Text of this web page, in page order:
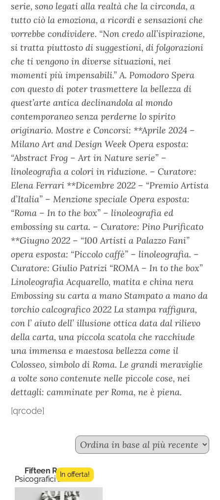
serie, sono legati alla realtà che la circonda, a
tutto ciò la emoziona, a ricordi e sensazioni che
vorrebbe condividere. “Non credo all’ispirazione,
si tratta piuttosto di suggestioni, di folgorazioni
che ti vengono in diverse situazioni, nei
momenti più impensabili.” A. Pomodoro Spera
con questo di poter trasmettere la bellezza di
quest’arte antica declinandola al mondo
contemporaneo senza perderne lo spirito
originario. Mostre e Concorsi: **Aprile 2024 –
Milano Art and Design Week Opera esposta:
“Abstract Frog – Art in Nature serie” –
linoleografia a colori in riduzione. – Curatore:
Elena Ferrari **Dicembre 2022 – “Premio Artista
d’Italia” – Menzione speciale Opera esposta:
“Roma – In to the box” – linoleografia ed
embossing su carta. – Curatore: Pino Purificato
**Giugno 2022 – “100 Artisti a Palazzo Fani”
opera esposta: “Piccolo caffè” – linoleografia. –
Curatore: Giulio Patrizi “ROMA – In to the box”
Linoleografia Acquarello, matita e china nera
Embossing su carta a mano Stampato a mano da
torchio calcografico 2022 La stampa raffigura,
con l’ aiuto dell’ illusione ottica data dal rilievo
della carta, una piccola scatola che racchiude
una immensa e maestosa bellezza come il
Colosseo, simbolo di Roma. Le grandi meraviglie
a volte sono contenute nelle piccole cose, nei
dettagli: camminate per Roma, ne è piena.
[qrcode]
Fifteen Roma
Psicografici Editore
In offerta!